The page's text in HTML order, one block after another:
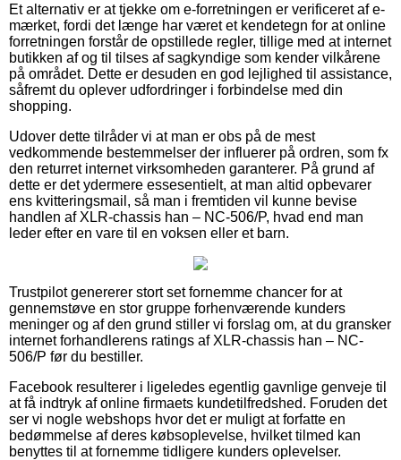
Et alternativ er at tjekke om e-forretningen er verificeret af e-
mærket, fordi det længe har været et kendetegn for at online
forretningen forstår de opstillede regler, tillige med at internet
butikken af og til tilses af sagkyndige som kender vilkårene
på området. Dette er desuden en god lejlighed til assistance,
såfremt du oplever udfordringer i forbindelse med din
shopping.
Udover dette tilråder vi at man er obs på de mest
vedkommende bestemmelser der influerer på ordren, som fx
den returret internet virksomheden garanterer. På grund af
dette er det ydermere essesentielt, at man altid opbevarer
ens kvitteringsmail, så man i fremtiden vil kunne bevise
handlen af XLR-chassis han – NC-506/P, hvad end man
leder efter en vare til en voksen eller et barn.
Trustpilot genererer stort set fornemme chancer for at
gennemstøve en stor gruppe forhenværende kunders
meninger og af den grund stiller vi forslag om, at du gransker
internet forhandlerens ratings af XLR-chassis han – NC-
506/P før du bestiller.
Facebook resulterer i ligeledes egentlig gavnlige genveje til
at få indtryk af online firmaets kundetilfredshed. Foruden det
ser vi nogle webshops hvor det er muligt at forfatte en
bedømmelse af deres købsoplevelse, hvilket tilmed kan
benyttes til at fornemme tidligere kunders oplevelser.